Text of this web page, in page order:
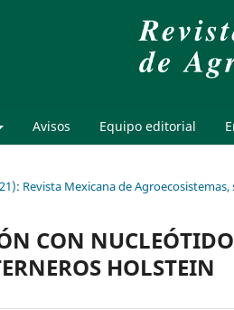
Avisos Equipo editorial
Revista Mexicana de
CON
HOLSTEIN